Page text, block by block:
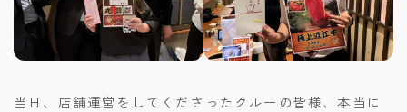
当日、店舗運営をしてくださったクルーの皆様、本当に